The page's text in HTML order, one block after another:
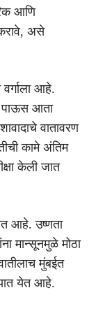
आणि
करावे, असे
वर्गाला आहे.
पाऊस आता
वातावरण
कामे अंतिम
केली जात
आहे. उष्णता
मान्सूनमुळे मोठा
मुंबईत
येत आहे.